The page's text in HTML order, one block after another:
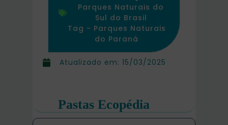
Atualizado em: 15/03/2025
Parques Naturais do
Sul do Brasil
Tag - Parques Naturais
do Paraná
Pastas Ecopédia